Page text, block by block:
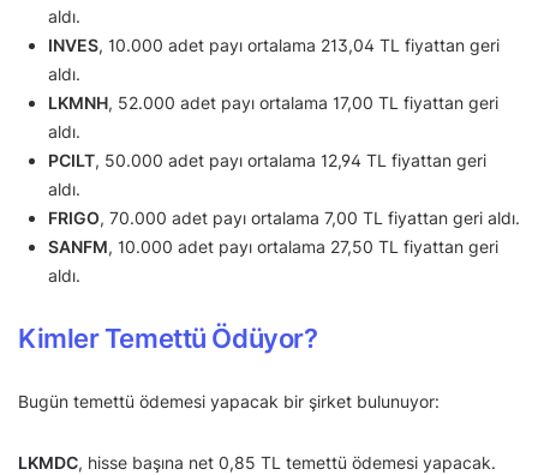
aldı.
INVES, 10.000 adet payı ortalama 213,04 TL fiyattan geri
aldı.
LKMNH, 52.000 adet payı ortalama 17,00 TL fiyattan geri
aldı.
PCILT, 50.000 adet payı ortalama 12,94 TL fiyattan geri
aldı.
FRIGO, 70.000 adet payı ortalama 7,00 TL fiyattan geri aldı.
SANFM, 10.000 adet payı ortalama 27,50 TL fiyattan geri
aldı.
Kimler Temettü Ödüyor?
Bugün temettü ödemesi yapacak bir şirket bulunuyor:
LKMDC, hisse başına net 0,85 TL temettü ödemesi yapacak.